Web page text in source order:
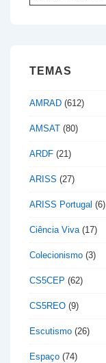
por:
TEMAS
AMRAD (612)
AMSAT (80)
ARDF (21)
ARISS (27)
ARISS Portugal (6)
Ciência Viva(17)
Colecionismo (3)
CS5CEP (62)
CS5REO (9)
Escutismo (26)
Espaço (74)